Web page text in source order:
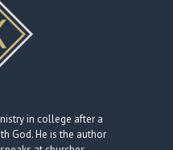
in college after a
God. He is the author